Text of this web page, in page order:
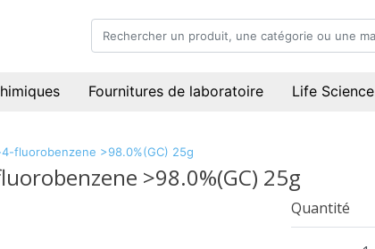
Fournitures de laboratoire Life Science
fluorobenzene >98.0%(GC) 25g
>98.0%(GC) 25g
Quantité